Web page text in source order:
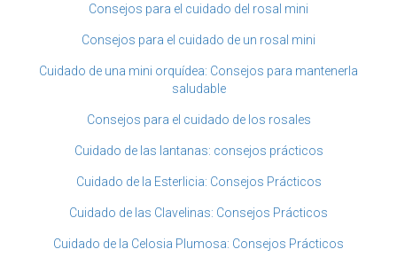
Consejos para el cuidado del rosal mini
Consejos para el cuidado de un rosal mini
Cuidado de una mini orquídea: Consejos para mantenerla
saludable
Consejos para el cuidado de los rosales
Cuidado de las lantanas: consejos prácticos
Cuidado de la Esterlicia: Consejos Prácticos
Cuidado de las Clavelinas: Consejos Prácticos
Cuidado de la Celosia Plumosa: Consejos Prácticos